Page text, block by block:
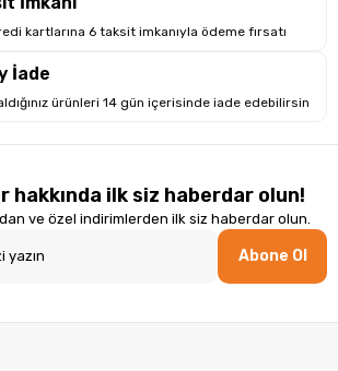
renkte olup dayanıklı Alüminyum
Hafif ve dayanıklı tasarımı, mobil
Lenovo, modern ve şık bir görünüme
günlük işlerinizi ve taşınabilirlik
kartlarına 6 taksit imkanıyla ödeme fırsatı
İade
ürünleri 14 gün içerisinde iade edebilirsin
hakkında ilk siz haberdar olun!
ve özel indirimlerden ilk siz haberdar olun.
Abone Ol